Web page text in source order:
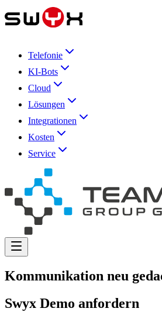
Telefonie
KI-Bots
Cloud
Lösungen
Integrationen
Kosten
Service
Kommunikation neu
Swyx Demo anfordern